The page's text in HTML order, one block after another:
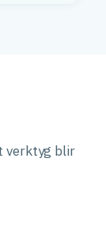
verktyg blir